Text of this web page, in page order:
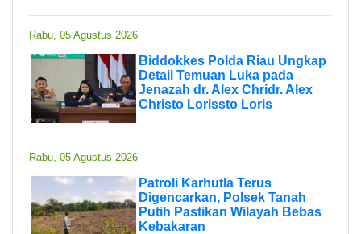
Rabu, 05 Agustus 2026
Biddokkes Polda Riau Ungkap
Detail Temuan Luka pada
Jenazah dr. Alex Chridr. Alex
Christo Lorissto Loris
Rabu, 05 Agustus 2026
Patroli Karhutla Terus
Digencarkan, Polsek Tanah
Putih Pastikan Wilayah Bebas
Kebakaran